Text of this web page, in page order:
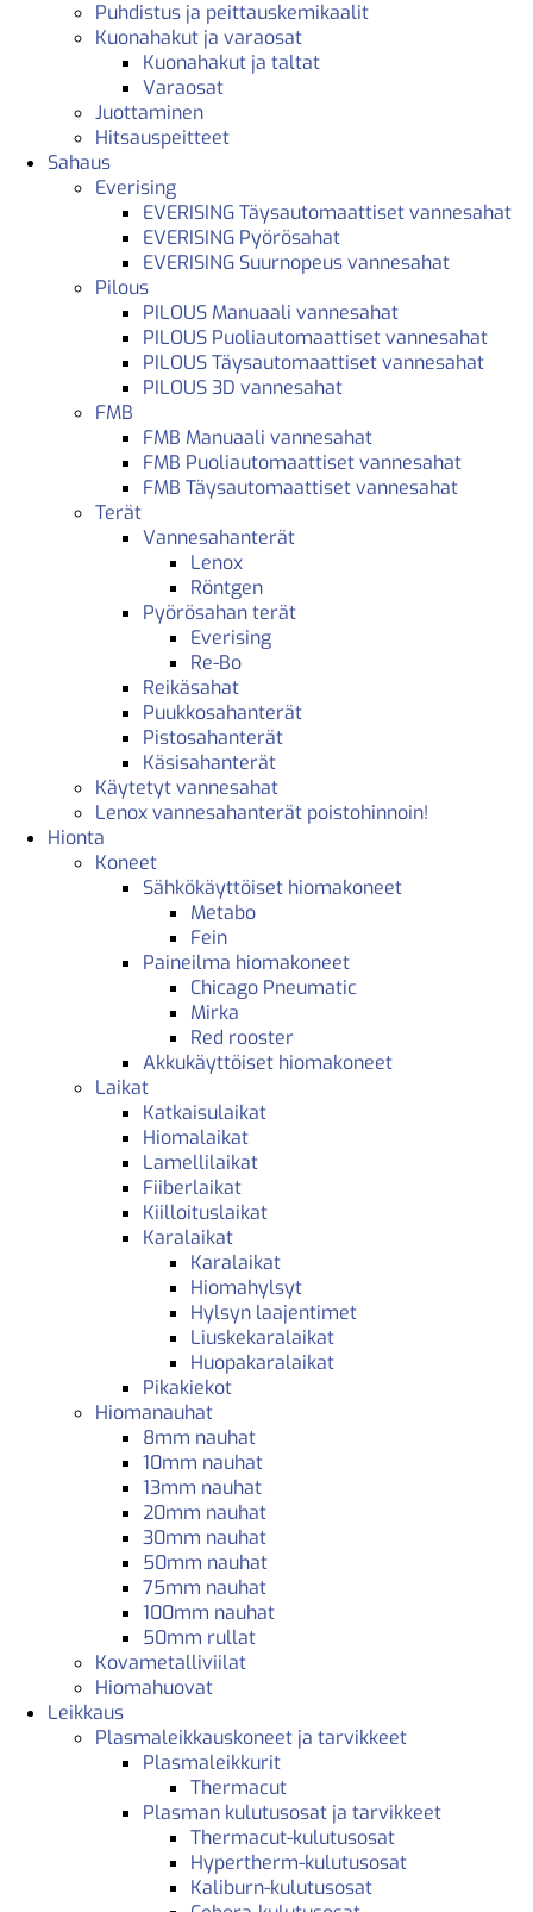
Puhdistus ja peittauskemikaalit
Kuonahakut ja varaosat
Kuonahakut ja taltat
Varaosat
Juottaminen
Hitsauspeitteet
Sahaus
Everising
EVERISING Täysautomaattiset vannesahat
EVERISING Pyörösahat
EVERISING Suurnopeus vannesahat
Pilous
PILOUS Manuaali vannesahat
PILOUS Puoliautomaattiset vannesahat
PILOUS Täysautomaattiset vannesahat
PILOUS 3D vannesahat
FMB
FMB Manuaali vannesahat
FMB Puoliautomaattiset vannesahat
FMB Täysautomaattiset vannesahat
Terät
Vannesahanterät
Lenox
Röntgen
Pyörösahan terät
Everising
Re-Bo
Reikäsahat
Puukkosahanterät
Pistosahanterät
Käsisahanterät
Käytetyt vannesahat
Lenox vannesahanterät poistohinnoin!
Hionta
Koneet
Sähkökäyttöiset hiomakoneet
Metabo
Fein
Paineilma hiomakoneet
Chicago Pneumatic
Mirka
Red rooster
Akkukäyttöiset hiomakoneet
Laikat
Katkaisulaikat
Hiomalaikat
Lamellilaikat
Fiiberlaikat
Kiilloituslaikat
Karalaikat
Karalaikat
Hiomahylsyt
Hylsyn laajentimet
Liuskekaralaikat
Huopakaralaikat
Pikakiekot
Hiomanauhat
8mm nauhat
10mm nauhat
13mm nauhat
20mm nauhat
30mm nauhat
50mm nauhat
75mm nauhat
100mm nauhat
50mm rullat
Kovametalliviilat
Hiomahuovat
Leikkaus
Plasmaleikkauskoneet ja tarvikkeet
Plasmaleikkurit
Thermacut
Plasman kulutusosat ja tarvikkeet
Thermacut-kulutusosat
Hypertherm-kulutusosat
Kaliburn-kulutusosat